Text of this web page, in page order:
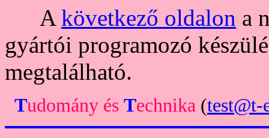
A következő oldalon a
gyártói programozó
megtalálható.
Tudomány és Technika (test@t-